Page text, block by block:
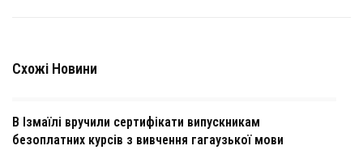
Схожі Новини
В Ізмаїлі вручили сертифікати випускникам
безоплатних курсів з вивчення гагаузької мови